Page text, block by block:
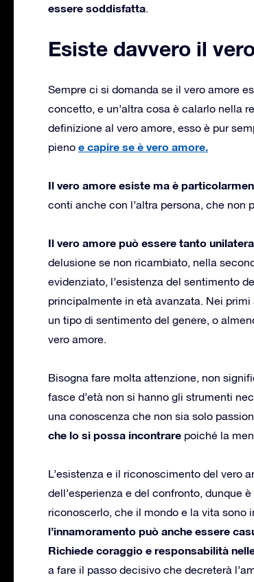
essere soddisfatta.
Esiste davvero il
Sempre ci si domanda se il vero amore
concetto, e un’altra cosa è calarlo nella
definizione al vero amore, esso è pur
pieno e capire se è vero amore.
Il vero amore esiste ma è
conti anche con l’altra persona, che non
Il vero amore può essere tanto
delusione se non ricambiato, nella
evidenziato, l’esistenza del sentimento
principalmente in età avanzata. Nei
un tipo di sentimento del genere, o
vero amore.
Bisogna fare molta attenzione, non
fasce d’età non si hanno gli strumenti
una conoscenza che non sia solo
che lo si possa incontrare poiché la
L’esistenza e il riconoscimento del vero
dell’esperienza e del confronto, dunque
riconoscerlo, che il mondo e la vita sono
l’innamoramento può anche essere
Richiede coraggio e responsabilità
a fare il passo decisivo che decreterà